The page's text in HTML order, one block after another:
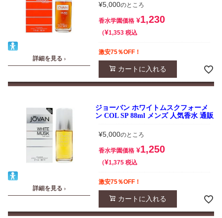
詳細を見る ›
¥5,000のところ
香水学園価格 ¥1,230
¥1,353 税込
激安75％OFF！
カートに入れる
詳細を見る ›
ジョーバン ホワイトムスクフォーメ
ン COL SP 88ml メンズ 人気香水 通販
¥5,000のところ
香水学園価格 ¥1,250
¥1,375 税込
激安75％OFF！
カートに入れる